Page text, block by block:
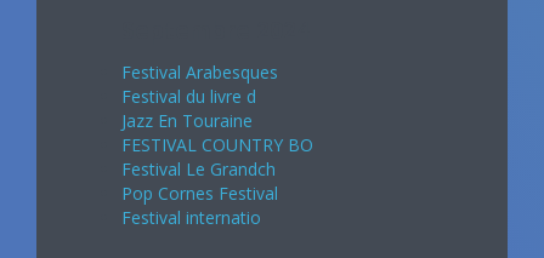
Festival Arabesques
Festival du livre d
Jazz En Touraine
FESTIVAL COUNTRY BO
Festival Le Grandch
Pop Cornes Festival
Festival internatio